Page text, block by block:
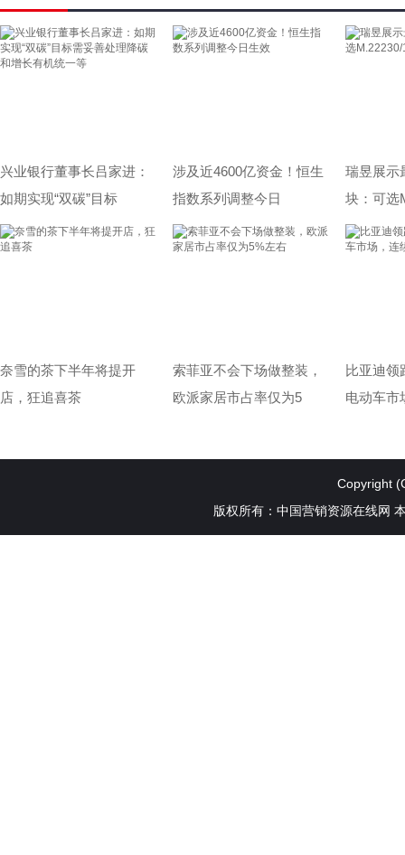
兴业银行董事长吕家进：
如期实现“双碳”目标
涉及近4600亿资金！恒生
指数系列调整今日
瑞昱展示
块：可选
奈雪的茶下半年将提开
店，狂追喜茶
索菲亚不会下场做整装，
欧派家居市占率仅为5
比亚迪领
电动车市
Copyright
版权所有：中国营销资源在线网